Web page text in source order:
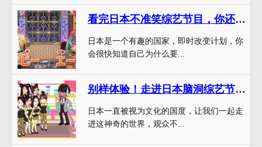
看完日本不准笑综艺节目，你还能笑得出来吗？
日本是一个有趣的国家，即时改变计划，你
会很快知道自己为什么要...
别样体验！走进日本脑洞综艺节目的神奇世界
日本一直被视为文化的国度，让我们一起走
进这神奇的世界，观众不...